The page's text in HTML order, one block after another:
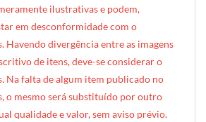
ilustrativas e podem,
em desconformidade com o
Havendo divergência entre as imagens
de itens, deve-se considerar o
Na falta de algum item publicado no
o mesmo será substituído por outro
qualidade e valor, sem aviso prévio.